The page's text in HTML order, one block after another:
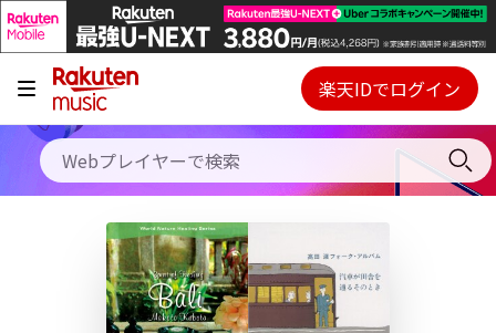
キャンペーン
料金プラン
使い方
初回30日間無料お試し
Webプレイヤー
ご契約内容の確認・変更
楽天IDでログイン